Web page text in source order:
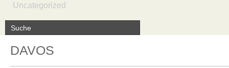
Uncategorized
DAVOS